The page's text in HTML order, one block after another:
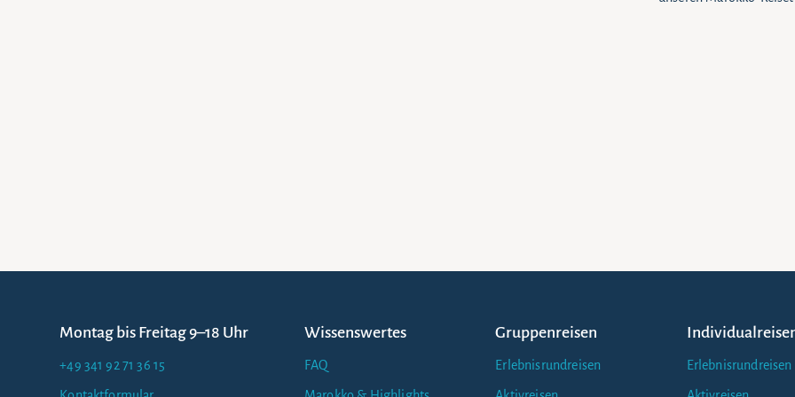
Montag bis Freitag 9–18 Uhr
+49 341 92 71 36 15
Wissenswertes
FAQ
Gruppenreisen
Erlebnisrundreisen Erlebnisrundreisen